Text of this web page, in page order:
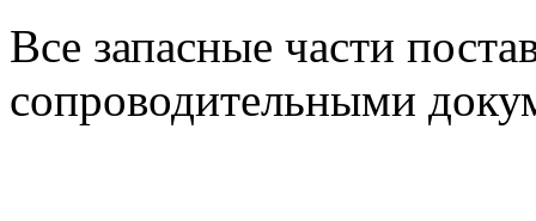
Все запасные части
сопроводительными